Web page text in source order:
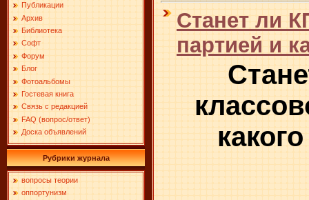
Публикации
Архив
Библиотека
Софт
Форум
Блог
Фотоальбомы
Гостевая книга
Связь с редакцией
FAQ (вопрос/ответ)
Доска объявлений
Рубрики журнала
вопросы теории
оппортунизм
Станет ли
партией и